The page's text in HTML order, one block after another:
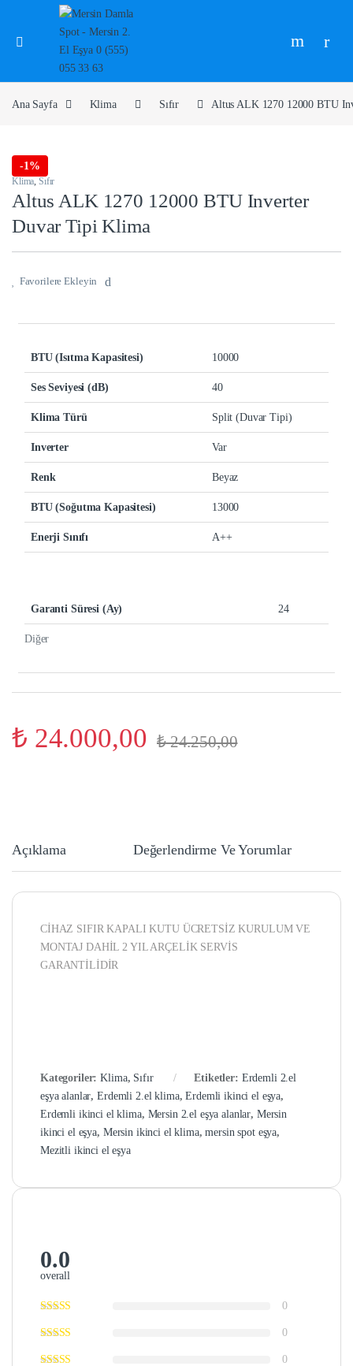
Ana Sayfa Klima Sıfır Altus ALK 1270 12000 BTU
-1%
Klima ,Sıfır
Altus ALK 1270 12000 BTU Inverter
Duvar Tipi Klima
Favorilere Ekleyin
BTU (Isıtma Kapasitesi) 10000
Ses Seviyesi (dB) 40
Klima Türü Split (Duvar Tipi)
Inverter Var
Renk Beyaz
BTU (Soğutma Kapasitesi) 13000
Enerji Sınıfı A++
Diğer
Garanti Süresi (Ay) 24
₺ 24.000,00 ₺24.250,00
Açıklama Değerlendirme Ve Yorumlar
CİHAZ SIFIR KAPALI KUTU ÜCRETSİZ KURULUM VE
MONTAJ DAHİL 2 YIL ARÇELİK SERVİS
GARANTİLİDİR
Kategoriler:Klima, Sıfır Etiketler: Erdemli 2.el
eşya alanlar,Erdemli 2.el klima,Erdemli ikinci el eşya,
Erdemli ikinci el klima, Mersin 2.el eşya alanlar, Mersin
ikinci el eşya, Mersin ikinci el klima,mersin spot eşya,
Mezitli ikinci el eşya
0.0
overall
0
0
0